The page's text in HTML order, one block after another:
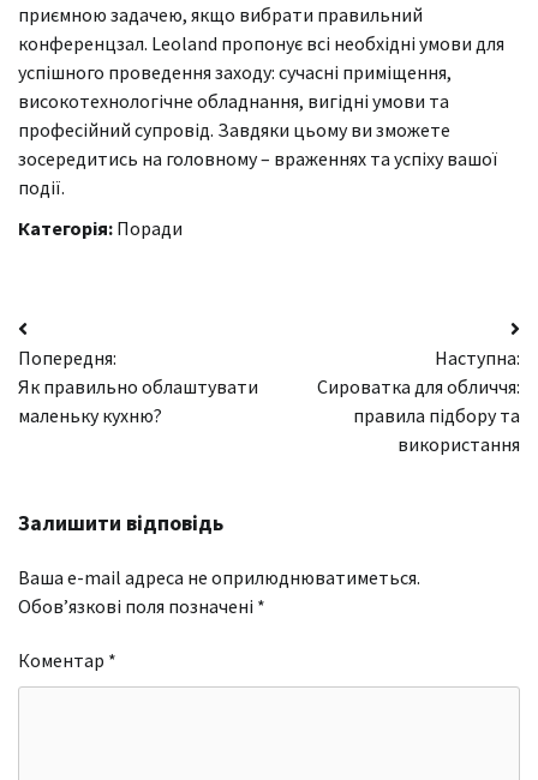
приємною задачею, якщо вибрати правильний
конференцзал. Leoland пропонує всі необхідні умови для
успішного проведення заходу: сучасні приміщення,
високотехнологічне обладнання, вигідні умови та
професійний супровід. Завдяки цьому ви зможете
зосередитись на головному – враженнях та успіху вашої
події.
Категорія: Поради
Навігація
записів
Попередня:
Як правильно облаштувати
маленьку кухню?
Наступна:
Сироватка для обличчя:
правила підбору та
використання
Залишити відповідь
Ваша e-mail адреса не оприлюднюватиметься.
Обов’язкові поля позначені *
Коментар *